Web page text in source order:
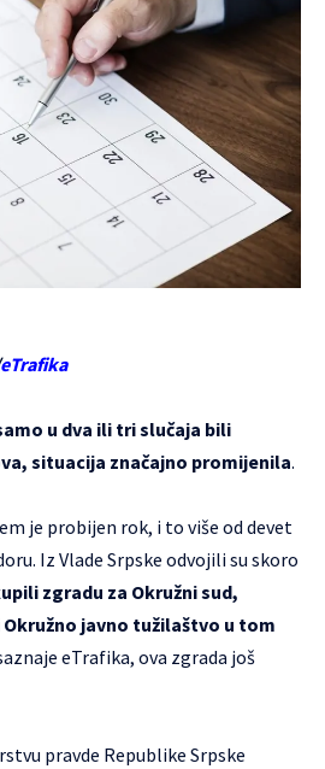
eTrafika
u dva ili tri slučaja bili
situacija značajno promijenila.
je probijen rok, i to više od devet
Iz Vlade Srpske odvojili su skoro
zgradu za Okružni sud,
Okružno javno tužilaštvo u tom
eTrafika, ova zgrada još
pravde Republike Srpske